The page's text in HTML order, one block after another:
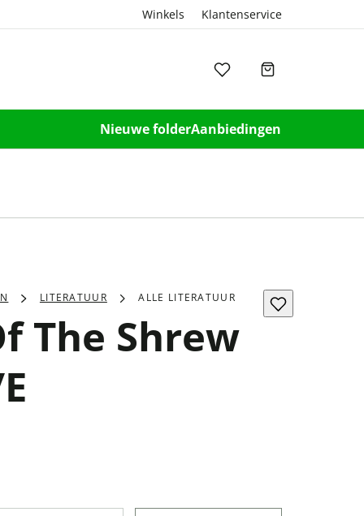
Winkels Klantenservice
Nieuwe folderAanbiedingen
LITERATUUR ALLE LITERATUUR
The Shrew